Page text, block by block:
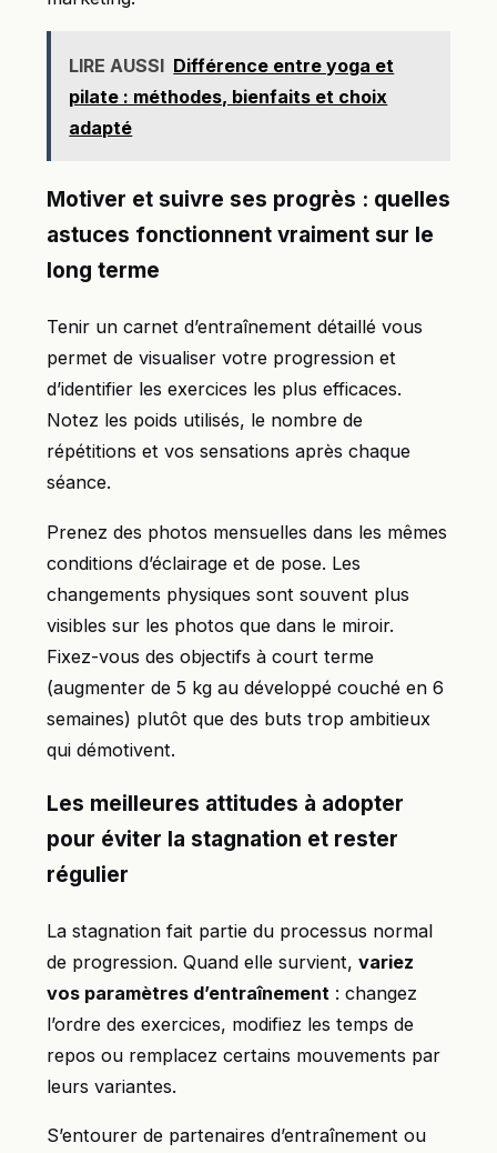
LIRE AUSSI Différence entre yoga et
pilate : méthodes, bienfaits et choix
adapté
Motiver et suivre ses progrès : quelles
astuces fonctionnent vraiment sur le
long terme
Tenir un carnet d’entraînement détaillé vous
permet de visualiser votre progression et
d’identifier les exercices les plus efficaces.
Notez les poids utilisés, le nombre de
répétitions et vos sensations après chaque
séance.
Prenez des photos mensuelles dans les mêmes
conditions d’éclairage et de pose. Les
changements physiques sont souvent plus
visibles sur les photos que dans le miroir.
Fixez-vous des objectifs à court terme
(augmenter de 5 kg au développé couché en 6
semaines) plutôt que des buts trop ambitieux
qui démotivent.
Les meilleures attitudes à adopter
pour éviter la stagnation et rester
régulier
La stagnation fait partie du processus normal
de progression. Quand elle survient, variez
vos paramètres d’entraînement : changez
l’ordre des exercices, modifiez les temps de
repos ou remplacez certains mouvements par
leurs variantes.
S’entourer de partenaires d’entraînement ou